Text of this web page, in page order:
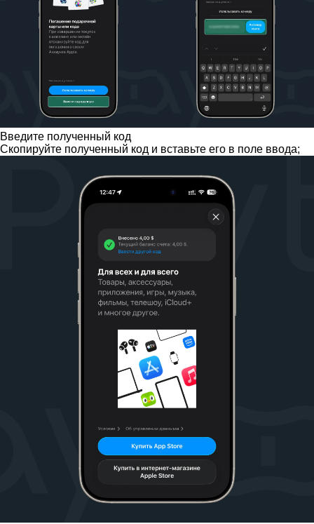
Введите полученный код
Скопируйте полученный код и вставьте его в поле ввода;